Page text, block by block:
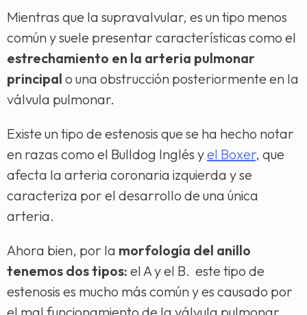
Mientras que la supravalvular, es un tipo menos
común y suele presentar características como el
estrechamiento en la arteria pulmonar
principal o una obstrucción posteriormente en la
válvula pulmonar.
Existe un tipo de estenosis que se ha hecho notar
en razas como el Bulldog Inglés yel Boxer, que
afecta la arteria coronaria izquierda y se
caracteriza por el desarrollo de una única
arteria.
Ahora bien, por la morfología del anillo
tenemos dos tipos: el A y el B. este tipo de
estenosis es mucho más común y es causado por